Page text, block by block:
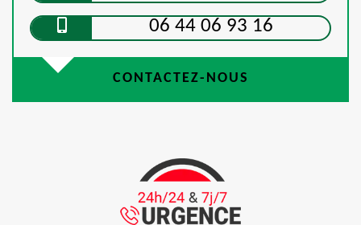
06 44 06 93 16
CONTACTEZ-NOUS